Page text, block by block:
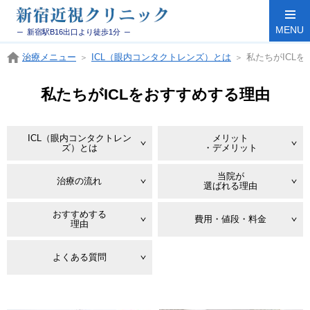
─ 新宿駅B16出口より徒歩1分 ─ MENU
治療メニュー ICL（眼内コンタクトレンズ）とは 私たちがICLを
私たちがICLをおすすめする理由
ICL（眼内コンタクトレン
ズ）とは
メリット
・デメリット
治療の流れ
当院が
選ばれる理由
おすすめする
理由
費用・値段・料金
よくある質問
よくある質問 選ばれる理由